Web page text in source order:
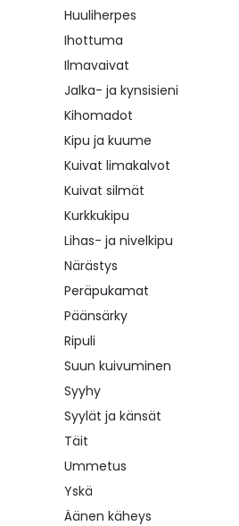
Huuliherpes
Ihottuma
Ilmavaivat
Jalka- ja kynsisieni
Kihomadot
Kipu ja kuume
Kuivat limakalvot
Kuivat silmät
Kurkkukipu
Lihas- ja nivelkipu
Närästys
Peräpukamat
Päänsärky
Ripuli
Suun kuivuminen
Syyhy
Syylät ja känsät
Täit
Ummetus
Yskä
Äänen käheys